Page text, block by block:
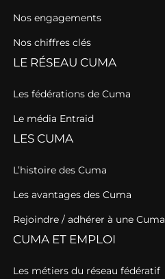
Nos engagements
Nos chiffres clés
LE RÉSEAU CUMA
Les fédérations de Cuma
Le média Entraid
LES CUMA
L’histoire des Cuma
Les avantages des Cuma
Rejoindre / adhérer à une Cuma
CUMA ET EMPLOI
Les métiers du réseau fédératif